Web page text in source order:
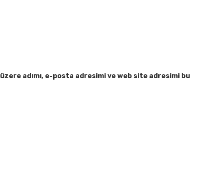
adımı, e-posta adresimi ve web site adresimi bu